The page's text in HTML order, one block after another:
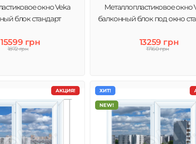
окно Veka
блок стандарт
15599 грн
1872 грн
Металлопластиковое окно
балконный блок под окно
13259 грн
17160 грн
АКЦИЯ! ХИТ!
NEW!